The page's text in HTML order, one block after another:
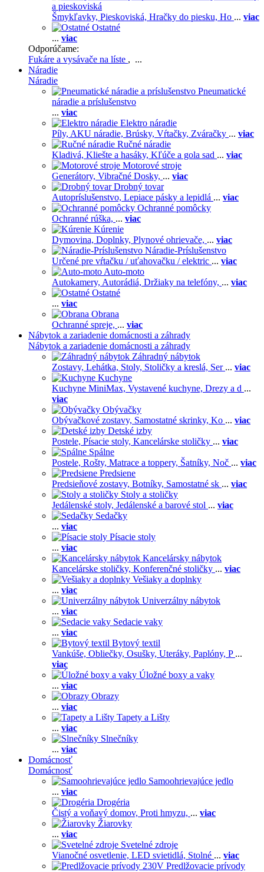
a pieskoviská
Šmykľavky, Pieskoviská, Hračky do piesku, Ho ... viac
Ostatné
... viac
Odporúčame:
Fukáre a vysávače na líste , ...
Náradie
Náradie
Pneumatické
náradie a príslušenstvo
... viac
Elektro náradie
Píly, AKU náradie, Brúsky, Vŕtačky, Zváračky ... viac
Ručné náradie
Kladivá, Kliešte a hasáky, Kľúče a gola sad ... viac
Motorové stroje
Generátory, Vibračné Dosky, ... viac
Drobný tovar
Autopríslušenstvo, Lepiace pásky a lepidlá ... viac
Ochranné pomôcky
Ochranné rúška, ... viac
Kúrenie
Dymovina, Doplnky, Plynové ohrievače, ... viac
Náradie-Príslušenstvo
Určené pre vŕtačku / uťahovačku / elektric ... viac
Auto-moto
Autokamery, Autorádiá, Držiaky na telefóny, ... viac
Ostatné
... viac
Obrana
Ochranné spreje, ... viac
Nábytok a zariadenie domácnosti a záhrady
Nábytok a zariadenie domácnosti a záhrady
Záhradný nábytok
Zostavy, Lehátka, Stoly, Stoličky a kreslá, Ser ... viac
Kuchyne
Kuchyne MiniMax, Vystavené kuchyne, Drezy a d ...
viac
Obývačky
Obývačkové zostavy, Samostatné skrinky, Ko ... viac
Detské izby
Postele, Písacie stoly, Kancelárske stoličky ... viac
Spálne
Postele, Rošty, Matrace a toppery, Šatníky, Noč ... viac
Predsiene
Predsieňové zostavy, Botníky, Samostatné sk ... viac
Stoly a stoličky
Jedálenské stoly, Jedálenské a barové stol ... viac
Sedačky
... viac
Písacie stoly
... viac
Kancelársky nábytok
Kancelárske stoličky, Konferenčné stoličky ... viac
Vešiaky a doplnky
... viac
Univerzálny nábytok
... viac
Sedacie vaky
... viac
Bytový textil
Vankúše, Obliečky, Osušky, Uteráky, Paplóny, P ...
viac
Úložné boxy a vaky
... viac
Obrazy
... viac
Tapety a Lišty
... viac
Slnečníky
... viac
Domácnosť
Domácnosť
Samoohrievajúce jedlo
... viac
Drogéria
Čistý a voňavý domov, Proti hmyzu, ... viac
Žiarovky
... viac
Svetelné zdroje
Vianočné osvetlenie, LED svietidlá, Stolné ... viac
Predlžovacie prívody